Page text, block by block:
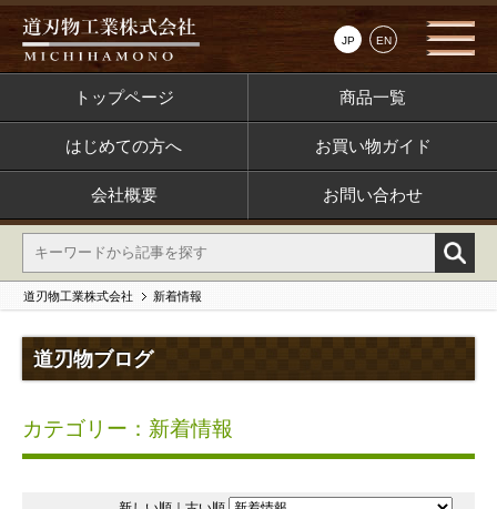
JP EN
トップページ 商品一覧
はじめての方へ お買い物ガイド
会社概要 お問い合わせ
道刃物工業株式会社 新着情報
道刃物ブログ
カテゴリー：新着情報